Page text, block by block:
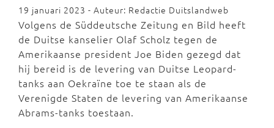
19 januari 2023 - Auteur: Redactie Duitslandweb
Volgens de Süddeutsche Zeitung en Bild heeft
de Duitse kanselier Olaf Scholz tegen de
Amerikaanse president Joe Biden gezegd dat
hij bereid is de levering van Duitse Leopard-
tanks aan Oekraïne toe te staan als de
Verenigde Staten de levering van Amerikaanse
Abrams-tanks toestaan.